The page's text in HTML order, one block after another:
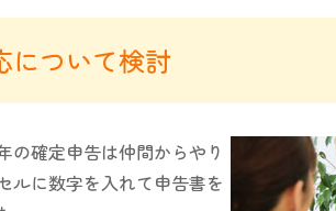
について検討
の確定申告は仲間からやり
ルに数字を入れて申告書を